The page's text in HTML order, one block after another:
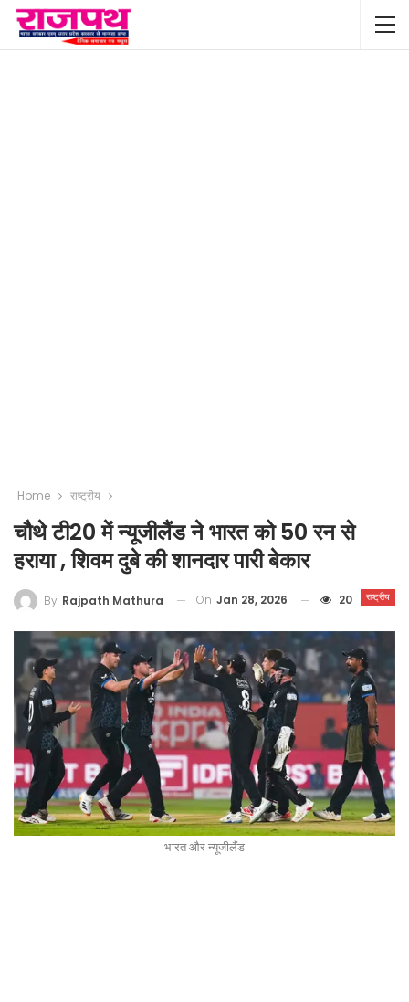
Home राष्ट्रीय
चौथे टी20 में न्यूजीलैंड ने भारत को 50 रन से
हराया , शिवम दुबे की शानदार पारी बेकार
राष्ट्रीय
By Rajpath Mathura On Jan 28, 2026 20
भारत और न्यूजीलैंड